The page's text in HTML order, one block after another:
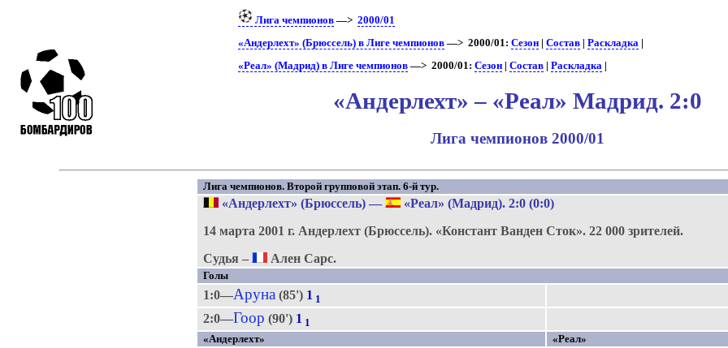
Лига чемпионов —>2000/01
«Андерлехт» (Брюссель) в Лиге чемпионов —> 2000/01:Сезон |Состав |Раскладка |
«Реал» (Мадрид) в Лиге чемпионов —> 2000/01:Сезон |Состав |Раскладка |
«Андерлехт» – «Реал» Мадрид. 2:0
Лига чемпионов 2000/01
Лига чемпионов. Второй групповой этап. 6-й тур.
«Андерлехт» (Брюссель) — «Реал» (Мадрид). 2:0 (0:0)
14 марта 2001 г. Андерлехт (Брюссель). «Констант Ванден Сток».22 000 зрителей.
Судья –
Ален Сарс.
Голы
1:0—Аруна (85') 1 1
2:0—Гоор (90') 1 1
«Андерлехт»
«Реал»